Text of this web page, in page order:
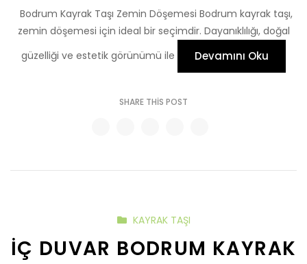
Bodrum Kayrak Taşı Zemin Döşemesi Bodrum kayrak taşı,
zemin döşemesi için ideal bir seçimdir. Dayanıklılığı, doğal
güzelliği ve estetik görünümü ile
Devamını Oku
SHARE THIS POST
KAYRAK TAŞI
İÇ DUVAR BODRUM KAYRAK